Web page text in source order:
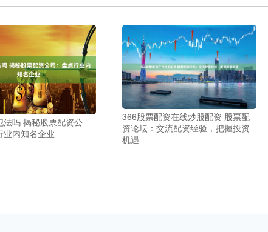
法吗 揭秘股票配资公
业内知名企业
366股票配资在线炒股配资 股票配
资论坛：交流配资经验，把握投资
机遇